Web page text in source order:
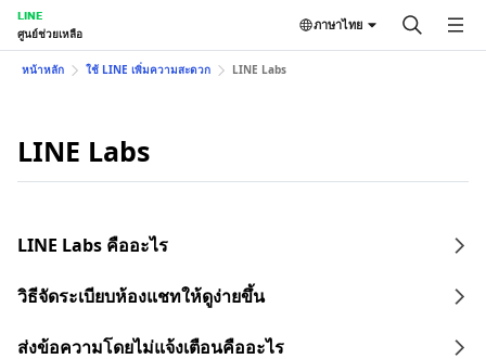
LINE
ศูนย์ช่วยเหลือ
ภาษาไทย
หน้าหลัก ใช้ LINE เพิ่มความสะดวก LINE Labs
LINE Labs
LINE Labs คืออะไร
วิธีจัดระเบียบห้องแชทให้ดูง่ายขึ้น
ส่งข้อความโดยไม่แจ้งเตือนคืออะไร